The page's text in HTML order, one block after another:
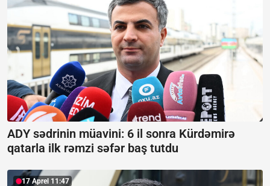
ADY sədrinin müavini: 6 il sonra Kürdəmirə
qatarla ilk rəmzi səfər baş tutdu
17 Aprel 11:47